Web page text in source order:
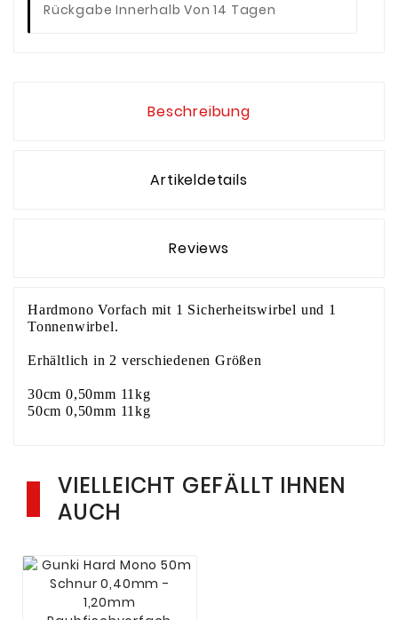
Rückgabe Innerhalb Von 14 Tagen
Beschreibung
Artikeldetails
Reviews
Hardmono Vorfach mit 1 Sicherheitswirbel und 1
Tonnenwirbel.
Erhältlich in 2 verschiedenen Größen
30cm 0,50mm 11kg
50cm 0,50mm 11kg
VIELLEICHT GEFÄLLT IHNEN
AUCH